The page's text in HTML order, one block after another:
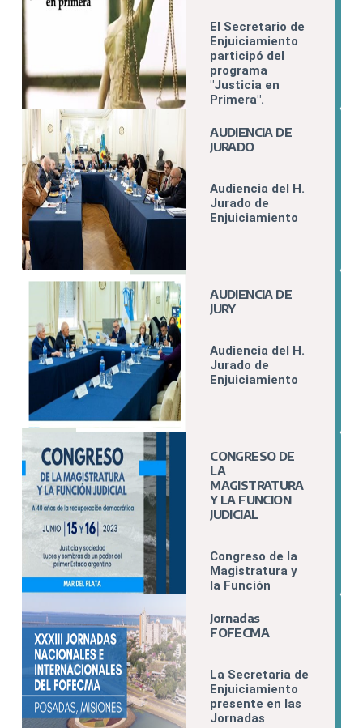
Blanca
El Secretario de
Enjuiciamiento
participó del
programa
"Justicia en
Primera".
AUDIENCIA DE
JURADO
Audiencia del H.
Jurado de
Enjuiciamiento
AUDIENCIA DE
JURY
Audiencia del H.
Jurado de
Enjuiciamiento
CONGRESO DE
LA
MAGISTRATURA
Y LA FUNCION
JUDICIAL
Congreso de la
Magistratura y
la Función
años de la
Recuperación
Jornadas
FOFECMA
La Secretaria de
Enjuiciamiento
presente en las
Jornadas